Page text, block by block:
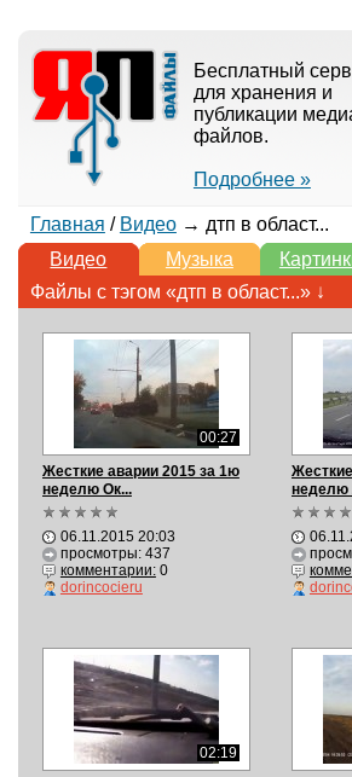
Бесплатный
для хранения и
публикации
файлов.
Подробнее »
Главная / Видео→ дтп в област...
Видео
Музыка
Файлы с тэгом «дтп в област...» ↓
00:27
Жесткие аварии 2015 за 1ю
неделю Ок...
06.11.2015 20:03
просмотры: 437
комментарии:0
dorincocieru
неделю
02:19